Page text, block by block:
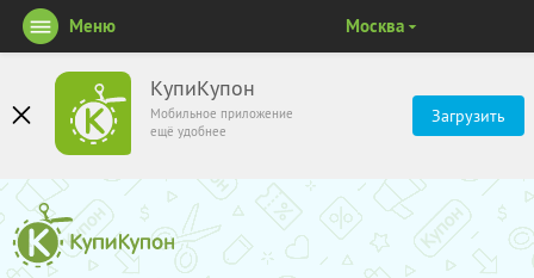
КупиКупон
Мобильное приложение
ещё удобнее
Загрузить
Меню Москва